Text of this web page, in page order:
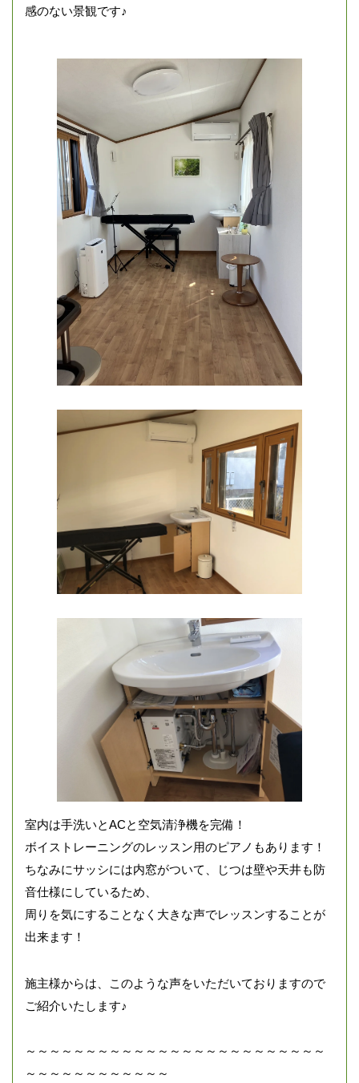
感のない景観です♪
室内は手洗いとACと空気清浄機を完備！
ボイストレーニングのレッスン用のピアノもあります！
ちなみにサッシには内窓がついて、じつは壁や天井も防
音仕様にしているため、
周りを気にすることなく大きな声でレッスンすることが
出来ます！
施主様からは、このような声をいただいておりますので
ご紹介いたします♪
～～～～～～～～～～～～～～～～～～～～～～～～～
～～～～～～～～～～～～